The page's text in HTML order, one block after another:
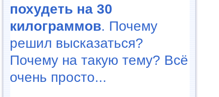
похудеть на 30
килограммов. Почему
решил высказаться?
Почему на такую тему? Всё
очень просто...